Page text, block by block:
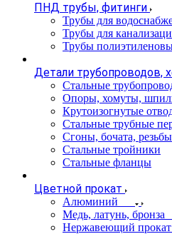
ПНД трубы, фитинги
Трубы для
Трубы для
Трубы
Детали трубопроводов,
Стальные
Опоры, хомуты,
Крутоизогнутые
Стальные трубные
Сгоны, бочата, резьбы
Стальные тройники
Стальные фланцы
Цветной прокат
Алюминий
Медь, латунь, бронза
Нержавеющий прокат